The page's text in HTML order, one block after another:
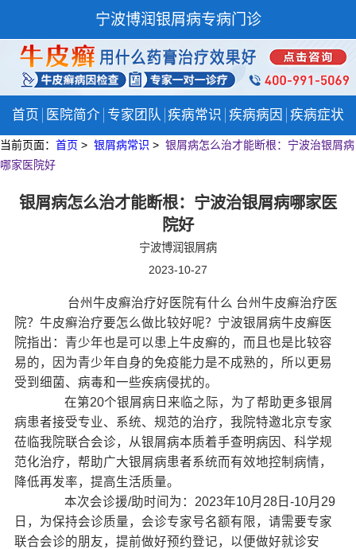
宁波博润银屑病专病门诊
首页 医院简介 专家团队 疾病常识 疾病病因 疾病症状
当前页面： 首页 > 银屑病常识 > 银屑病怎么治才能断根：宁波治银屑病
哪家医院好
银屑病怎么治才能断根：宁波治银屑病哪家医
院好
宁波博润银屑病
2023-10-27
台州牛皮癣治疗好医院有什么 台州牛皮癣治疗医
院？牛皮癣治疗要怎么做比较好呢？宁波银屑病牛皮癣医
院指出：青少年也是可以患上牛皮癣的，而且也是比较容
易的，因为青少年自身的免疫能力是不成熟的，所以更易
受到细菌、病毒和一些疾病侵扰的。
在第20个银屑病日来临之际，为了帮助更多银屑
病患者接受专业、系统、规范的治疗，我院特邀北京专家
莅临我院联合会诊，从银屑病本质着手查明病因、科学规
范化治疗，帮助广大银屑病患者系统而有效地控制病情，
降低再发率，提高生活质量。
本次会诊援/助时间为：2023年10月28日-10月29
日，为保持会诊质量，会诊专家号名额有限，请需要专家
联合会诊的朋友，提前做好预约登记，以便做好就诊安